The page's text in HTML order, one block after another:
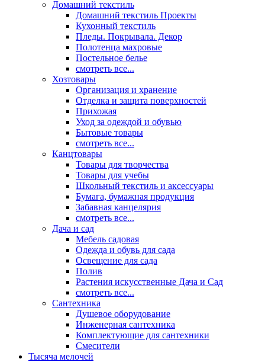
Домашний текстиль
Домашний текстиль Проекты
Кухонный текстиль
Пледы. Покрывала. Декор
Полотенца махровые
Постельное белье
смотреть все...
Хозтовары
Организация и хранение
Отделка и защита поверхностей
Прихожая
Уход за одеждой и обувью
Бытовые товары
смотреть все...
Канцтовары
Товары для творчества
Товары для учебы
Школьный текстиль и аксессуары
Бумага, бумажная продукция
Забавная канцелярия
смотреть все...
Дача и сад
Мебель садовая
Одежда и обувь для сада
Освещение для сада
Полив
Растения искусственные Дача и Сад
смотреть все...
Сантехника
Душевое оборудование
Инженерная сантехника
Комплектующие для сантехники
Смесители
Тысяча мелочей